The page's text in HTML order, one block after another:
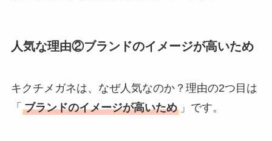
人気な理由②ブランドのイメージが高いため
キクチメガネは、なぜ人気なのか？理由の2つ目は
「 ブランドのイメージが高いため 」です。